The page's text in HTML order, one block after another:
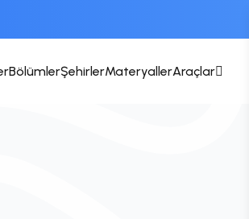
BölümlerŞehirlerMateryallerAraçlar